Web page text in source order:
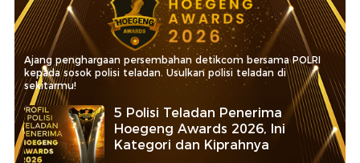
Ajang penghargaan persembahan detikcom bersama POLRI
kepada sosok polisi teladan. Usulkan polisi teladan di
sekitarmu!
5 Polisi Teladan Penerima
Hoegeng Awards 2026, Ini
Kategori dan Kiprahnya